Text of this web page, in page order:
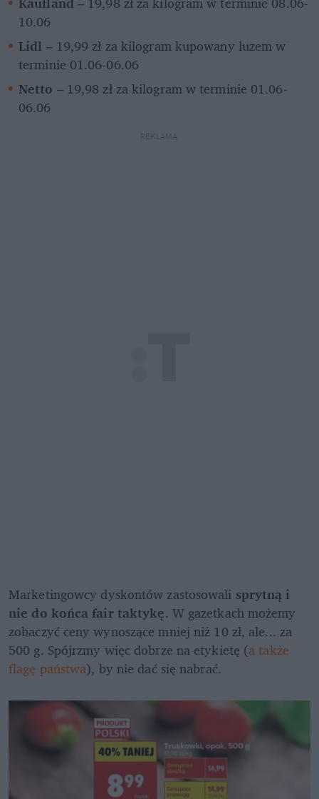
10.06
Lidl – 19,99 zł za kilogram kupowany luzem w
terminie 01.06-06.06
Netto – 19,98 zł za kilogram w terminie 01.06-
06.06
REKLAMA
Marketingowcy dyskontów zastosowali sprytną i
nie do końca fair taktykę. W gazetkach możemy
zobaczyć ceny wynoszące mniej niż 10 zł, ale... za
500 g. Spójrzmy więc dobrze na etykietę (a także
flagę państwa), by nie dać się nabrać.